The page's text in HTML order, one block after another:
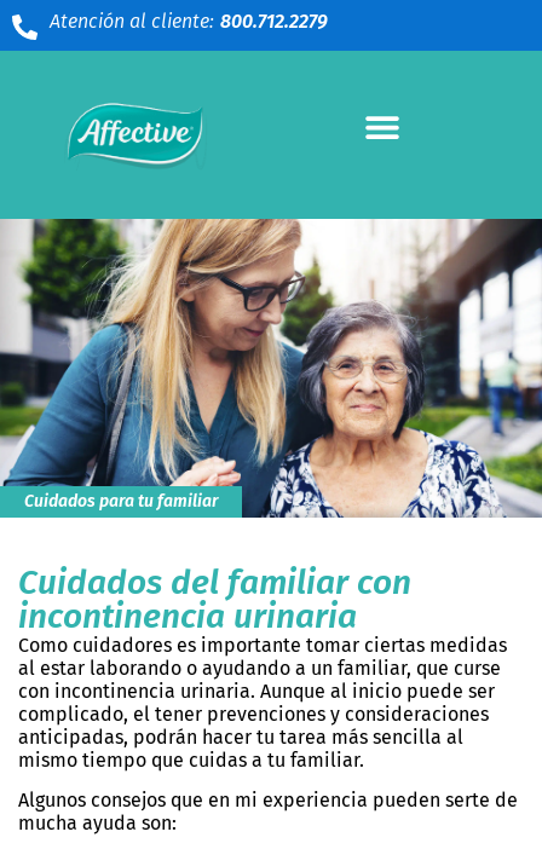
Atención al cliente: 800.712.2279
Cuidados para tu familiar
Cuidados del familiar con
incontinencia urinaria
Como cuidadores es importante tomar ciertas medidas
al estar laborando o ayudando a un familiar, que curse
con incontinencia urinaria. Aunque al inicio puede ser
complicado, el tener prevenciones y consideraciones
anticipadas, podrán hacer tu tarea más sencilla al
mismo tiempo que cuidas a tu familiar.
Algunos consejos que en mi experiencia pueden serte de
mucha ayuda son: